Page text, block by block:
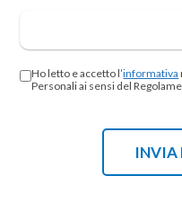
Ho letto e accetto l’informativa
Personali ai sensi del